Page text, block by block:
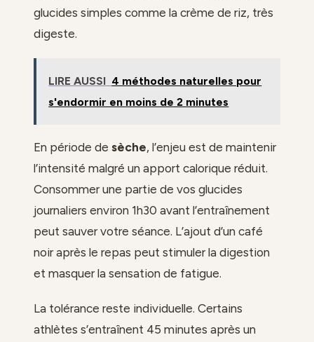
glucides simples comme la crème de riz, très
digeste.
LIRE AUSSI 4 méthodes naturelles pour
s'endormir en moins de 2 minutes
En période de sèche, l’enjeu est de maintenir
l’intensité malgré un apport calorique réduit.
Consommer une partie de vos glucides
journaliers environ 1h30 avant l’entraînement
peut sauver votre séance. L’ajout d’un café
noir après le repas peut stimuler la digestion
et masquer la sensation de fatigue.
La tolérance reste individuelle. Certains
athlètes s’entraînent 45 minutes après un